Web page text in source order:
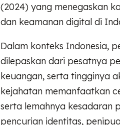
(2024) yang menegaskan
dan keamanan digital di
Dalam konteks Indonesia,
dilepaskan dari pesatnya
keuangan, serta tingginya
kejahatan memanfaatkan
serta lemahnya kesadaran
pencurian identitas,